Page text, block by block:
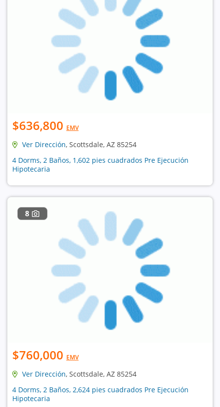
$636,800 EMV
Ver Dirección, Scottsdale, AZ 85254
4 Dorms, 2 Baños, 1,602 pies cuadrados Pre Ejecución
Hipotecaria
8
$760,000 EMV
Ver Dirección, Scottsdale, AZ 85254
4 Dorms, 2 Baños, 2,624 pies cuadrados Pre Ejecución
Hipotecaria